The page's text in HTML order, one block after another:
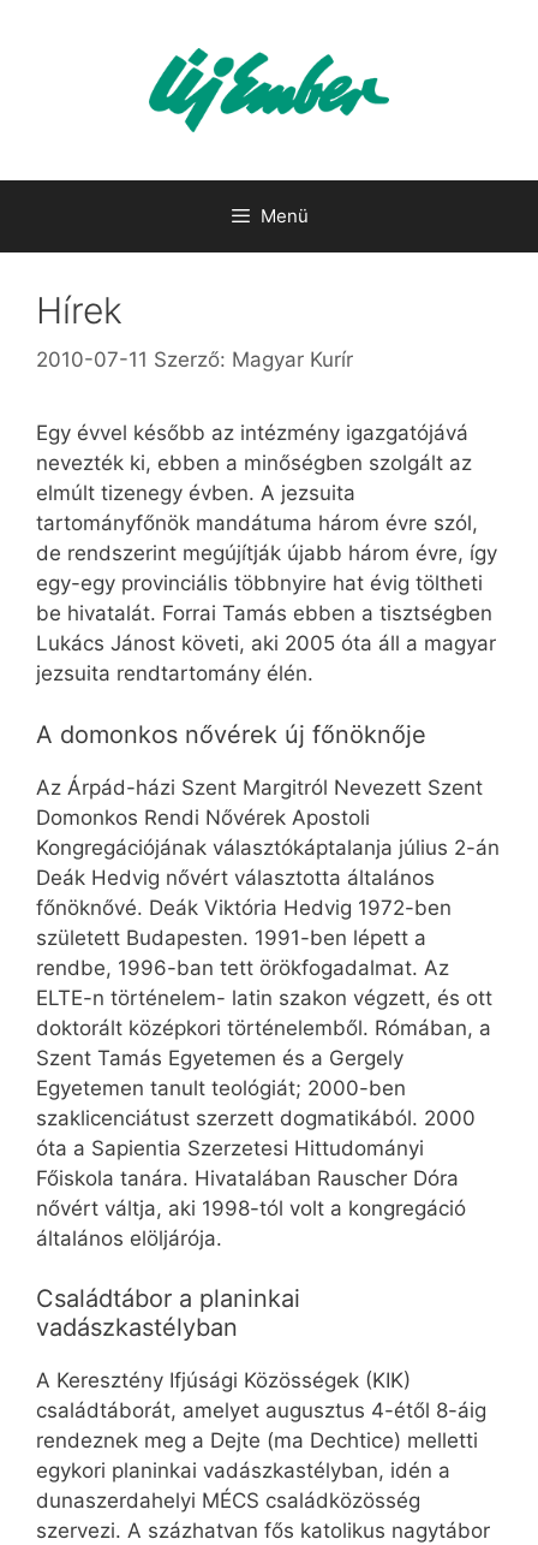
Menü
Hírek
2010-07-11 Szerző: Magyar Kurír
Egy évvel később az intézmény igazgatójává
nevezték ki, ebben a minőségben szolgált az
elmúlt tizenegy évben. A jezsuita
tartományfőnök mandátuma három évre szól,
de rendszerint megújítják újabb három évre, így
egy-egy provinciális többnyire hat évig töltheti
be hivatalát. Forrai Tamás ebben a tisztségben
Lukács Jánost követi, aki 2005 óta áll a magyar
jezsuita rendtartomány élén.
A domonkos nővérek új főnöknője
Az Árpád-házi Szent Margitról Nevezett Szent
Domonkos Rendi Nővérek Apostoli
Kongregációjának választókáptalanja július 2-án
Deák Hedvig nővért választotta általános
főnöknővé. Deák Viktória Hedvig 1972-ben
született Budapesten. 1991-ben lépett a
rendbe, 1996-ban tett örökfogadalmat. Az
ELTE-n történelem- latin szakon végzett, és ott
doktorált középkori történelemből. Rómában, a
Szent Tamás Egyetemen és a Gergely
Egyetemen tanult teológiát; 2000-ben
szaklicenciátust szerzett dogmatikából. 2000
óta a Sapientia Szerzetesi Hittudományi
Főiskola tanára. Hivatalában Rauscher Dóra
nővért váltja, aki 1998-tól volt a kongregáció
általános elöljárója.
Családtábor a planinkai
vadászkastélyban
A Keresztény Ifjúsági Közösségek (KIK)
családtáborát, amelyet augusztus 4-étől 8-áig
rendeznek meg a Dejte (ma Dechtice) melletti
egykori planinkai vadászkastélyban, idén a
dunaszerdahelyi MÉCS családközösség
szervezi. A százhatvan fős katolikus nagytábor